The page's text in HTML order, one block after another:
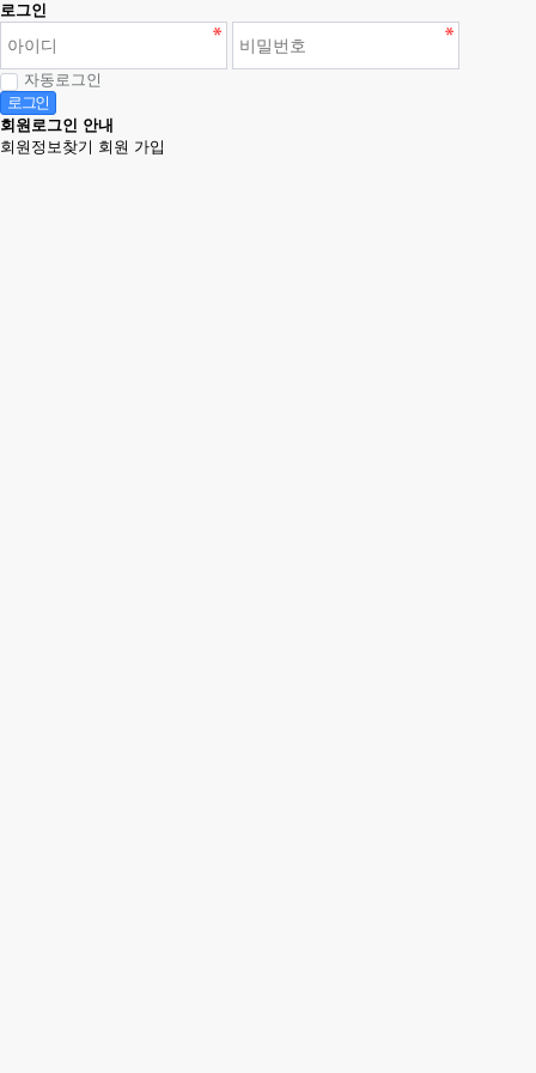
로그인
자동로그인
로그인
회원로그인 안내
회원정보찾기 회원 가입